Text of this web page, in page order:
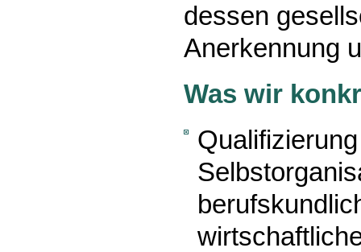
dessen
Anerkennung
Was wir